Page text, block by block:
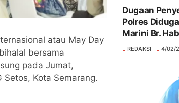
atau May Day
bersama
pada Jumat,
Kota Semarang.
Dugaan
Polres
Marini Br.
REDAKSI 4/02/